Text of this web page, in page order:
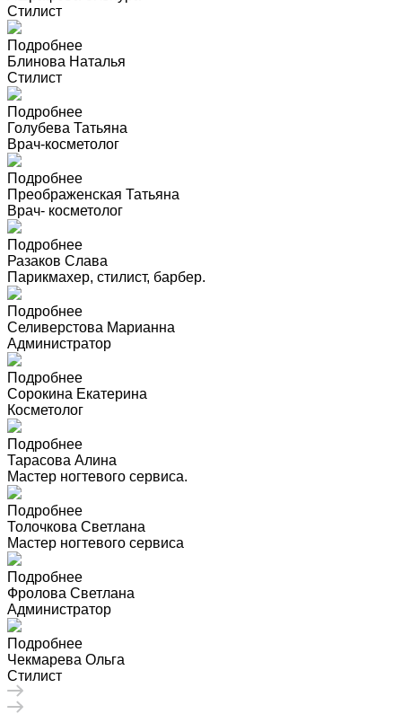
Стилист
Подробнее
Блинова Наталья
Стилист
Подробнее
Голубева Татьяна
Врач-косметолог
Подробнее
Преображенская Татьяна
Врач- косметолог
Подробнее
Разаков Слава
Парикмахер, стилист, барбер.
Подробнее
Селиверстова Марианна
Администратор
Подробнее
Сорокина Екатерина
Косметолог
Подробнее
Тарасова Алина
Мастер ногтевого сервиса.
Подробнее
Толочкова Светлана
Мастер ногтевого сервиса
Подробнее
Фролова Светлана
Администратор
Подробнее
Чекмарева Ольга
Стилист